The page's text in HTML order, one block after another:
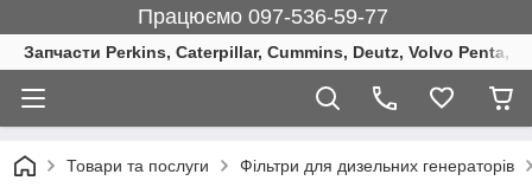
Працюємо 097-536-59-77
Запчасти Perkins, Caterpillar, Cummins, Deutz, Volvo Penta,
Товари та послуги Фільтри для дизельних генераторів